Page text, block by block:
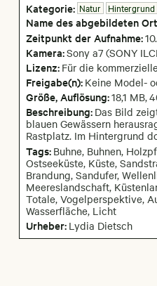
Kategorie: Natur Hintergrund
Name des abgebildeten
Zeitpunkt der Aufnahme:10.
Kamera:Sony a7 (SONY
Lizenz: Für die
Freigabe(n): Keine Model-
Größe, Auflösung:18,1 MB,
Beschreibung: Das Bild
blauen Gewässern
Rastplatz. Im Hintergrund
Tags: Buhne, Buhnen,
Ostseeküste, Küste,
Brandung, Sandufer,
Meereslandschaft,
Totale, Vogelperspektive,
Wasserfläche, Licht
Urheber: Lydia Dietsch